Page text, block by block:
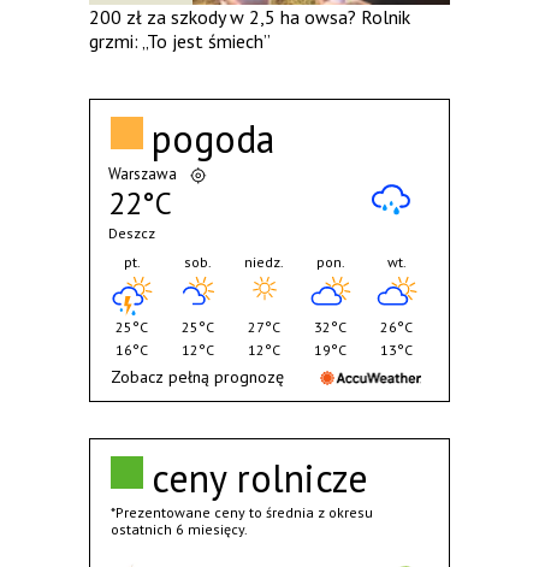
200 zł za szkody w 2,5 ha owsa? Rolnik
grzmi: „To jest śmiech”
ceny rolnicze
*Prezentowane ceny to średnia z okresu
ostatnich 6 miesięcy.
pogoda
Warszawa
22°C
Deszcz
pt.
25°C
16°C
sob.
25°C
12°C
niedz.
27°C
12°C
pon.
32°C
19°C
wt.
26°C
13°C
Zobacz pełną prognozę